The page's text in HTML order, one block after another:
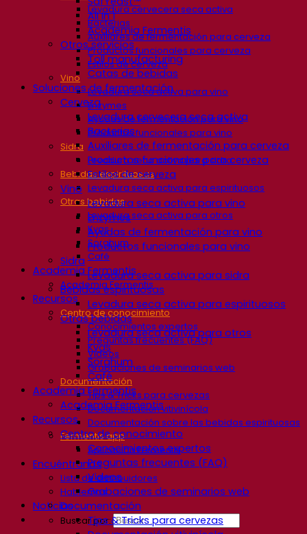
Levadura cervecera seca activa
Bacterias
Auxiliares de fermentación para cerveza
Productos funcionales para cerveza
Estilos de cerveza
Vino
Levadura seca activa para vino
Enzymes
Ayudas de fermentación para vino
Productos funcionales para vino
Sidra
Levadura seca activa para sidra
Bebidas espirituosas
Levadura seca activa para espirituosos
Otras bebidas
Levadura seca activa para otros
Kvas
Sorghum
Café
Academia Fermentis
Academia Fermentis
Recursos
Centro de conocimiento
Conocimientos expertos
Preguntas frecuentes (FAQ)
Videos
Grabaciones de seminarios web
Documentación
Tips & Tricks para cervezas
Documentación vitivinícola
Documentación sobre las bebidas espirituosas
Fermentis app
Aplicación Fermentis
Encuéntranos
Lista de distribuidores
Hablemos
Noticias
Buscar por:
All In 1
Academia Fermentis
Otros servicios
Toll manufacturing
Catas de bebidas
Soluciones de fermentación
Cerveza
Levadura cervecera seca activa
Bacterias
Auxiliares de fermentación para cerveza
Productos funcionales para cerveza
Estilos de cerveza
Vino
Levadura seca activa para vino
Enzymes
Ayudas de fermentación para vino
Productos funcionales para vino
Sidra
Levadura seca activa para sidra
Bebidas espirituosas
Levadura seca activa para espirituosos
Otras bebidas
Levadura seca activa para otros
Kvas
Sorghum
Café
Academia Fermentis
Academia Fermentis
Recursos
Centro de conocimiento
Conocimientos expertos
Preguntas frecuentes (FAQ)
Videos
Grabaciones de seminarios web
Documentación
Tips & Tricks para cervezas